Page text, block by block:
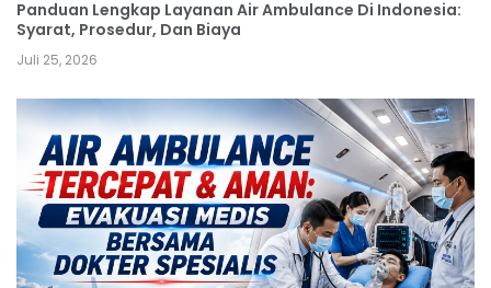
Panduan Lengkap Layanan Air Ambulance Di Indonesia:
Syarat, Prosedur, Dan Biaya
Juli 25, 2026